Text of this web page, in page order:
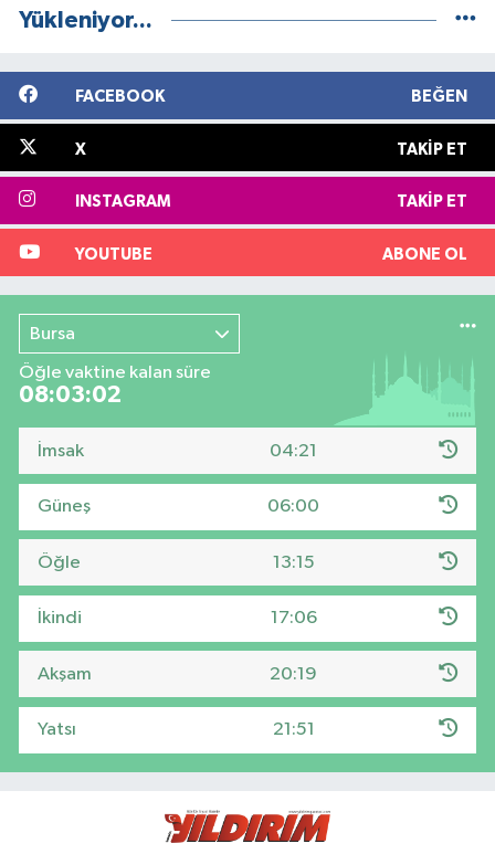
Yükleniyor...
FACEBOOK BEĞEN
X TAKIP ET
INSTAGRAM TAKIP ET
YOUTUBE ABONE OL
Bursa
Öğle vaktine kalan süre
08:03:02
İmsak 04:21
Güneş 06:00
Öğle 13:15
İkindi 17:06
Akşam 20:19
Yatsı 21:51